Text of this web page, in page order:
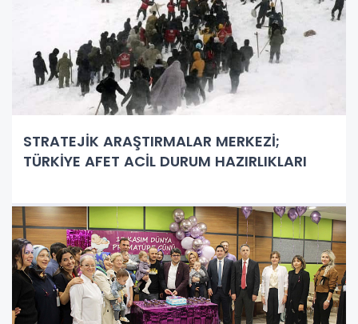
STRATEJİK ARAŞTIRMALAR MERKEZİ;
TÜRKİYE AFET ACİL DURUM HAZIRLIKLARI